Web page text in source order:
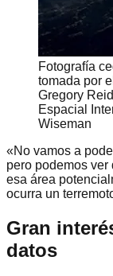
Fotografía
tomada por
Gregory
Espacial
Wiseman
«No vamos a
pero podemos
esa área
ocurra un
Gran
datos